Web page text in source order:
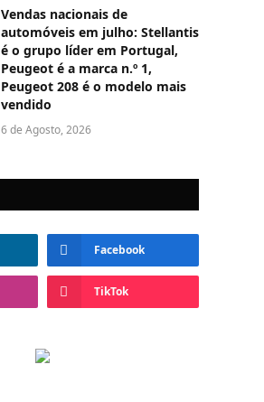
Vendas nacionais de
automóveis em julho: Stellantis
é o grupo líder em Portugal,
Peugeot é a marca n.º 1,
Peugeot 208 é o modelo mais
vendido
6 de Agosto, 2026
Facebook
TikTok